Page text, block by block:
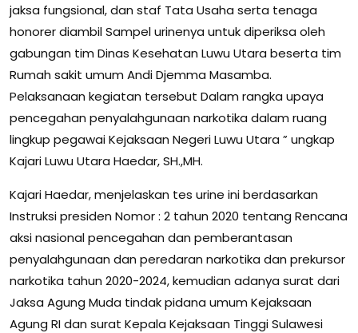
jaksa fungsional, dan staf Tata Usaha serta tenaga
honorer diambil Sampel urinenya untuk diperiksa oleh
gabungan tim Dinas Kesehatan Luwu Utara beserta tim
Rumah sakit umum Andi Djemma Masamba.
Pelaksanaan kegiatan tersebut Dalam rangka upaya
pencegahan penyalahgunaan narkotika dalam ruang
lingkup pegawai Kejaksaan Negeri Luwu Utara ” ungkap
Kajari Luwu Utara Haedar, SH.,MH.
Kajari Haedar, menjelaskan tes urine ini berdasarkan
Instruksi presiden Nomor : 2 tahun 2020 tentang Rencana
aksi nasional pencegahan dan pemberantasan
penyalahgunaan dan peredaran narkotika dan prekursor
narkotika tahun 2020-2024, kemudian adanya surat dari
Jaksa Agung Muda tindak pidana umum Kejaksaan
Agung RI dan surat Kepala Kejaksaan Tinggi Sulawesi